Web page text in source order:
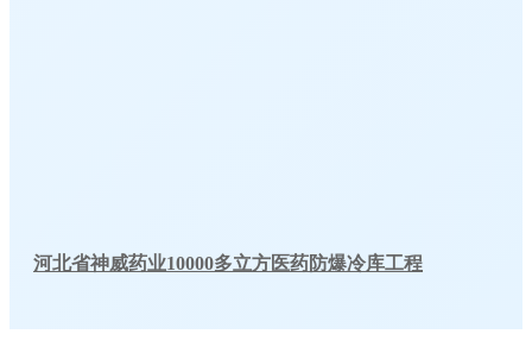
河北省神威药业10000多立方医药防爆冷库工程